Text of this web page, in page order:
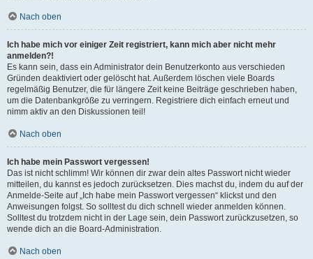
Nach oben
Ich habe mich vor einiger Zeit registriert, kann mich aber nicht mehr
anmelden?!
Es kann sein, dass ein Administrator dein Benutzerkonto aus verschieden
Gründen deaktiviert oder gelöscht hat. Außerdem löschen viele Boards
regelmäßig Benutzer, die für längere Zeit keine Beiträge geschrieben haben,
um die Datenbankgröße zu verringern. Registriere dich einfach erneut und
nimm aktiv an den Diskussionen teil!
Nach oben
Ich habe mein Passwort vergessen!
Das ist nicht schlimm! Wir können dir zwar dein altes Passwort nicht wieder
mitteilen, du kannst es jedoch zurücksetzen. Dies machst du, indem du auf der
Anmelde-Seite auf „Ich habe mein Passwort vergessen“ klickst und den
Anweisungen folgst. So solltest du dich schnell wieder anmelden können.
Solltest du trotzdem nicht in der Lage sein, dein Passwort zurückzusetzen, so
wende dich an die Board-Administration.
Nach oben